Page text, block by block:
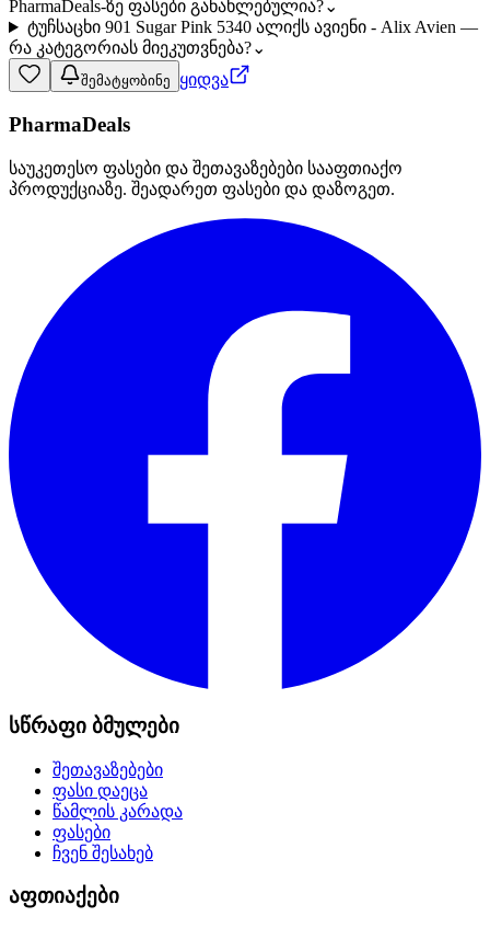
PharmaDeals-ზე ფასები განახლებულია?⌄
ტუჩსაცხი 901 Sugar Pink 5340 ალიქს ავიენი - Alix Avien —
რა კატეგორიას მიეკუთვნება?⌄
შემატყობინე ყიდვა
PharmaDeals
საუკეთესო ფასები და შეთავაზებები სააფთიაქო
პროდუქციაზე. შეადარეთ ფასები და დაზოგეთ.
სწრაფი ბმულები
შეთავაზებები
ფასი დაეცა
წამლის კარადა
ფასები
ჩვენ შესახებ
აფთიაქები